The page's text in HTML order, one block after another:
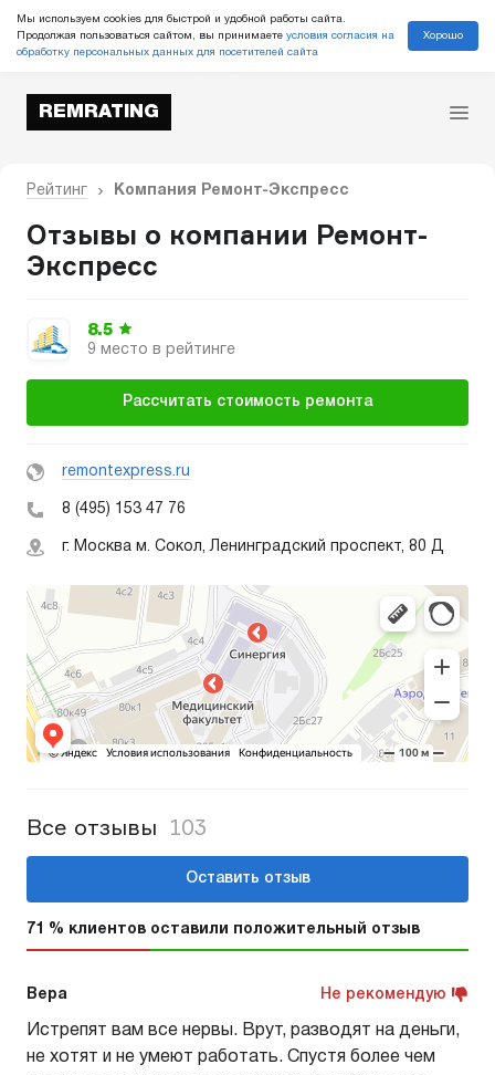
Мы используем cookies для быстрой и удобной работы сайта.
Продолжая пользоваться сайтом, вы принимаете условия согласия на
обработку персональных данных для посетителей сайта
Хорошо
REMRATING
Рейтинг Компания Ремонт-Экспресс
Отзывы о компании Ремонт-
Экспресс
8.5
9 место в рейтинге
Рассчитать стоимость ремонта
remontexpress.ru
8 (495) 153 47 76
г. Москва м. Сокол, Ленинградский проспект, 80 Д
Все отзывы 103
Оставить отзыв
71 % клиентов оставили положительный отзыв
Вера Не рекомендую
Истрепят вам все нервы. Врут, разводят на деньги,
не хотят и не умеют работать. Спустя более чем